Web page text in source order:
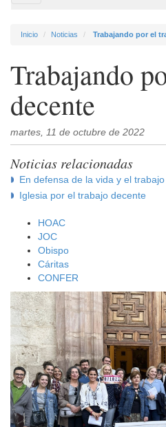
navigation
Inicio Noticias Trabajando por el
Trabajando
decente
martes, 11 de octubre de 2022
Noticias relacionadas
En defensa de la vida y el
Iglesia por el trabajo decente
HOAC
JOC
Obispo
Cáritas
CONFER